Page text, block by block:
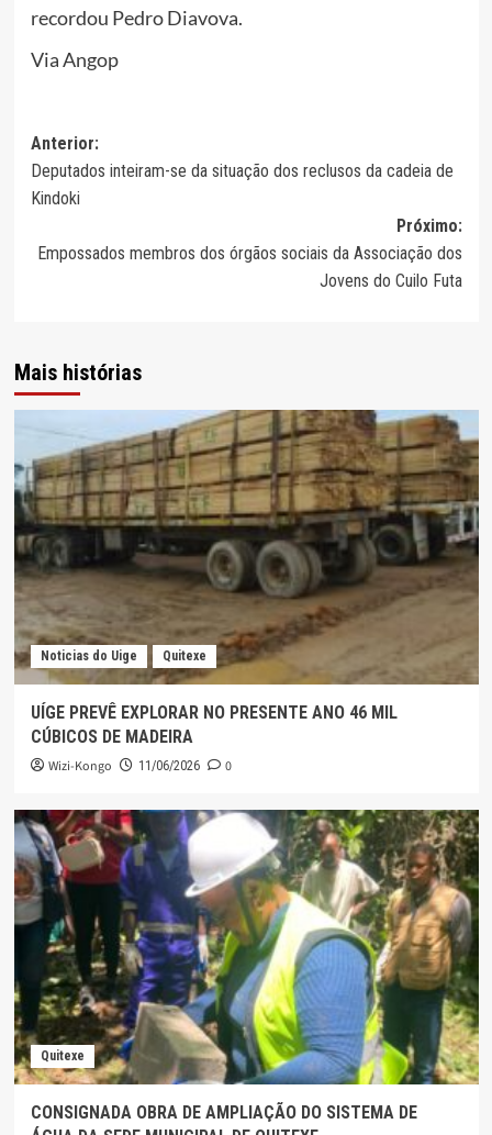
recordou Pedro Diavova.
Via Angop
Navegação
de
Anterior:
Deputados inteiram-se da situação dos reclusos da cadeia de
Kindoki
Próximo:
Empossados membros dos órgãos sociais da Associação dos
Jovens do Cuilo Futa
Mais histórias
Noticias do Uige Quitexe
UÍGE PREVÊ EXPLORAR NO PRESENTE ANO 46 MIL
CÚBICOS DE MADEIRA
Wizi-Kongo 11/06/2026 0
Quitexe
CONSIGNADA OBRA DE AMPLIAÇÃO DO SISTEMA DE